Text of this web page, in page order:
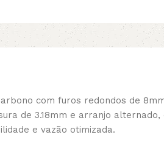
com furos redondos de
de 3.18mm e arranjo
e vazão otimizada.